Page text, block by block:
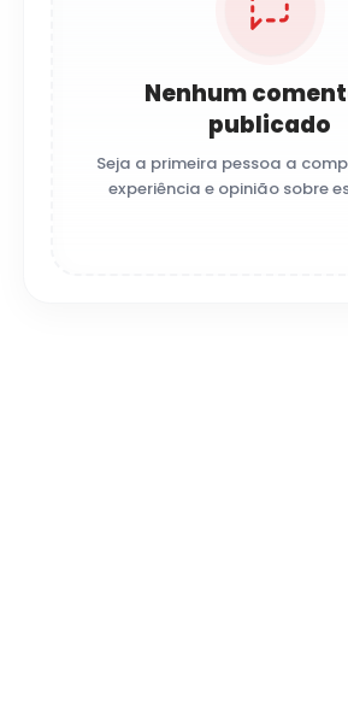
Nenhum
publicado
Seja a primeira pessoa a
experiência e opinião sobre